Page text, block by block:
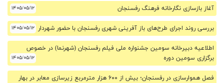
آغاز بازسازی نگارخانه فرهنگ رفسنجان ۱۴۰۵/۰۵/۱۲
بررسی روند اجرای طرح‌های باز آفرینی شهری رفسنجان با حضور شهردار ۱۴۰۵/۰۵/۱۲
اطلاعیه دبیرخانه سومین جشنواره ملی فیلم رفسنجان (شهرنما) در خصوص
برگزاری سومین دوره
۱۴۰۵/۰۵/۱۲
فصل هموارسازی در رفسنجان؛ بیش از ۶۰۰ هزار مترمربع زیرسازی معابر در بهار